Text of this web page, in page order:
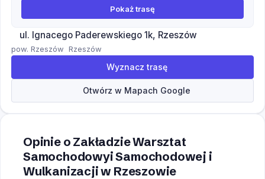
Pokaż trasę
ul. Ignacego Paderewskiego 1k, Rzeszów
pow. Rzeszów Rzeszów
Wyznacz trasę
Otwórz w Mapach Google
Opinie o Zakładzie Warsztat
Samochodowyi Samochodowej i
Wulkanizacji w Rzeszowie